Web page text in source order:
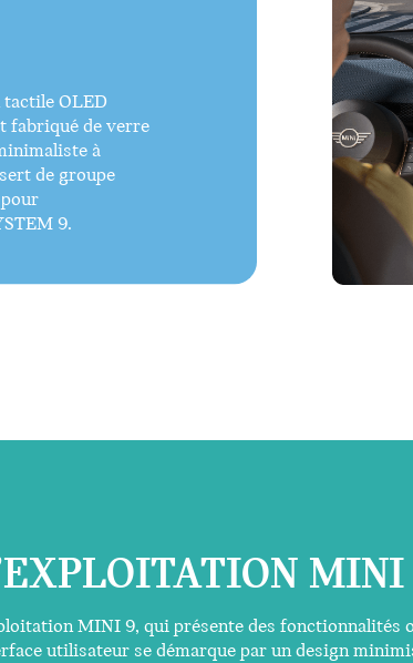
OLED
fabriqué de verre
à
de groupe
9.
MINI
MINI 9, qui présente des fonctionnalités
utilisateur se démarque par un design